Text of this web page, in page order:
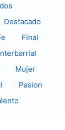
Destacado
Final
Mujer
Pasion